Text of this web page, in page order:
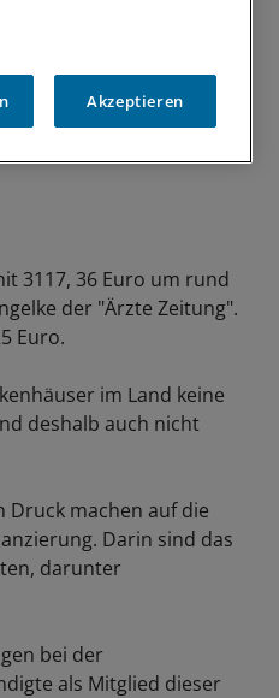
3117, 36 Euro um rund
der "Ärzte Zeitung".
Euro.
im Land keine
deshalb auch nicht
machen auf die
Darin sind das
darunter
bei der
als Mitglied dieser
Akzeptieren